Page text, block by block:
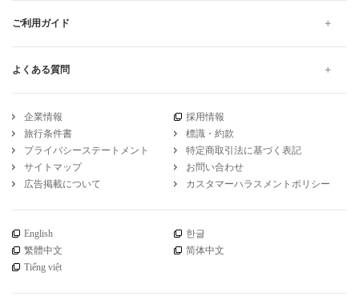
ご利用ガイド
よくある質問
企業情報
採用情報
旅行条件書
標識・約款
プライバシーステートメント
特定商取引法に基づく表記
サイトマップ
お問い合わせ
広告掲載について
カスタマーハラスメントポリシー
English
한글
繁體中文
简体中文
Tiếng việt